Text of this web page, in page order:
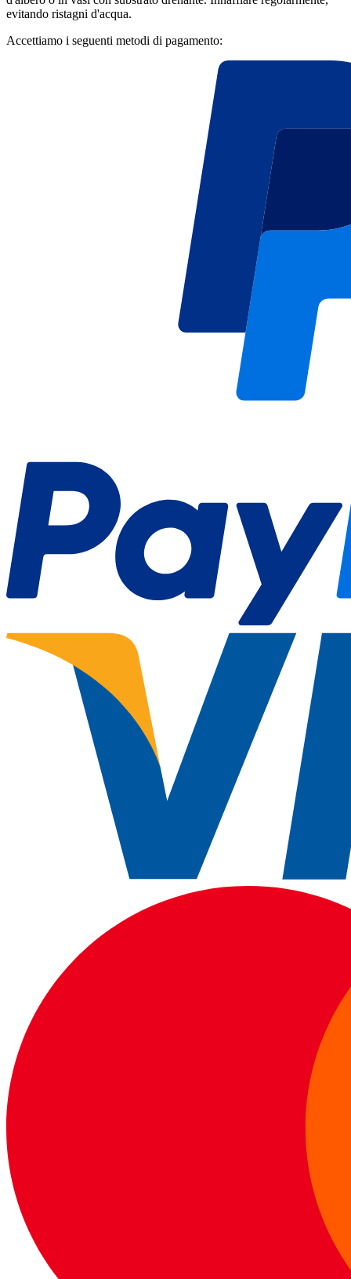
evitando ristagni d'acqua.
Accettiamo i seguenti metodi di pagamento: